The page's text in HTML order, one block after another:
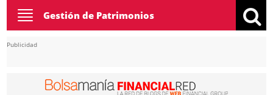
Toggle
navigation
Gestión de Patrimonios
Publicidad